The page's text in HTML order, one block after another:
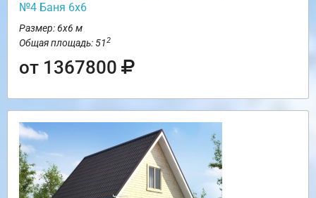
№4 Баня 6х6
Размер: 6х6 м
Общая площадь: 512
от 1367800